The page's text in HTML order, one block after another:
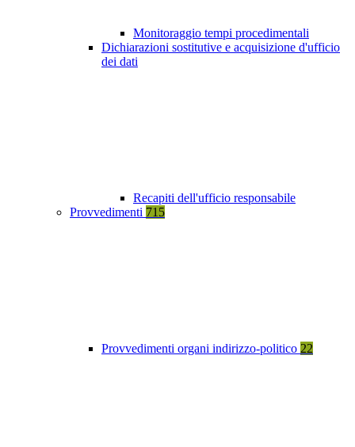
Monitoraggio tempi procedimentali
Dichiarazioni sostitutive e acquisizione d'ufficio
dei dati
Recapiti dell'ufficio responsabile
Provvedimenti 715
Provvedimenti organi indirizzo-politico 22